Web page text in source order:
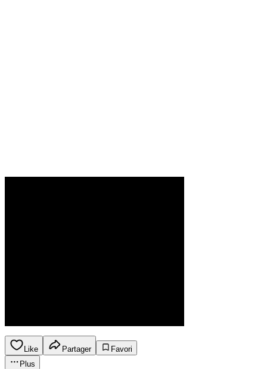
Like Partager
Favori
Plus